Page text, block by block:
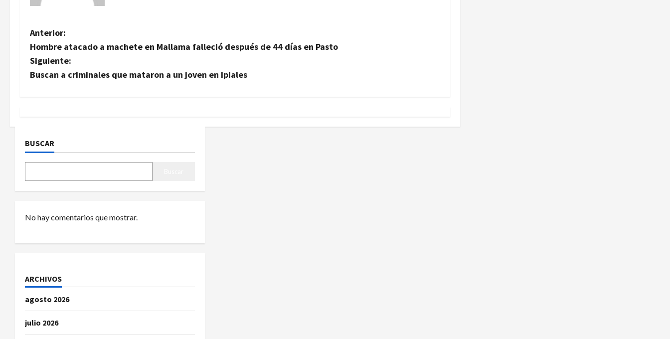
N
a
v
a
c
i
n
d
e
n
t
Anterior:
Hombre atacado a machete en Mallama falleció después de 44 días en Pasto
Siguiente:
Buscan a criminales que mataron a un joven en Ipiales
BUSCAR
No hay comentarios que mostrar.
ARCHIVOS
agosto 2026
julio 2026